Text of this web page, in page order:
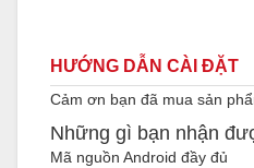
HƯỚNG DẪN CÀI ĐẶT
Cảm ơn bạn đã mua sản
Những gì bạn nhận
Mã nguồn Android đầy đủ